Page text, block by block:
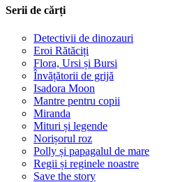
Serii de cărți
Detectivii de dinozauri
Eroi Rătăciți
Flora, Ursi și Bursi
Învățătorii de grijă
Isadora Moon
Mantre pentru copii
Miranda
Mituri și legende
Norișorul roz
Polly și papagalul de mare
Regii și reginele noastre
Save the story